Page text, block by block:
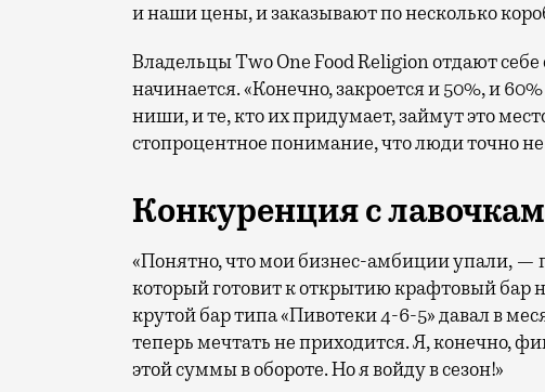
и наши цены, и заказывают по несколько
Владельцы Two One Food Religion отдают себе
начинается. «Конечно, закроется и 50%, и
ниши, и те, кто их придумает, займут это
стопроцентное понимание, что люди точно
Конкуренция с
«Понятно, что мои бизнес-амбиции упали,
который готовит к открытию крафтовый
крутой бар типа «Пивотеки 4-6-5» давал в
теперь мечтать не приходится. Я, конечно,
этой суммы в обороте. Но я войду в сезон!»